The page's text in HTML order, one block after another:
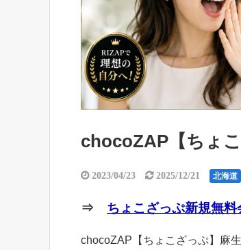
chocoZAP【ちょ
2023/04/23 2025/12/21 北海道
⇒ ちょこざっぷ新規無料
chocoZAP【ちょこざっぷ】麻